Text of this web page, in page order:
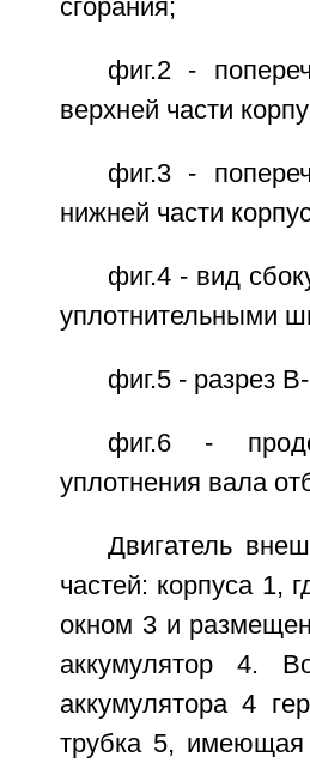
сгорания;
фиг.2 -
верхней части
фиг.3 -
нижней части
фиг.4 - вид
уплотнительными
фиг.5 - разрез
фиг.6 -
уплотнения вала
Двигатель
частей: корпуса 1,
окном 3 и
аккумулятор 4.
аккумулятора 4
трубка 5, имеющая